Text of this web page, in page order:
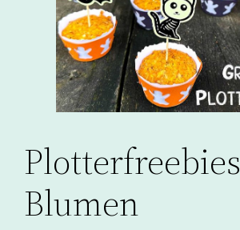
Plotterfreebies
Blumen